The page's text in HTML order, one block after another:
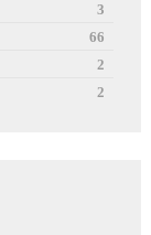
3
66
2
2